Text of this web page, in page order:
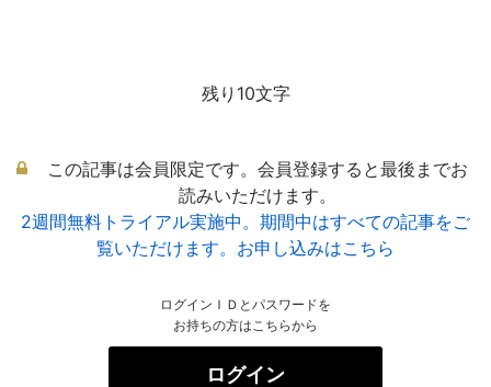
残り10文字
この記事は会員限定です。会員登録すると最後までお
読みいただけます。
2週間無料トライアル実施中。期間中はすべての記事をご
覧いただけます。お申し込みはこちら
ログインＩＤとパスワードを
お持ちの方はこちらから
ログイン